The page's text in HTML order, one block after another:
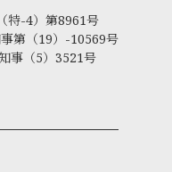
特-4）第8961号
事第（19）-10569号
事（5）3521号